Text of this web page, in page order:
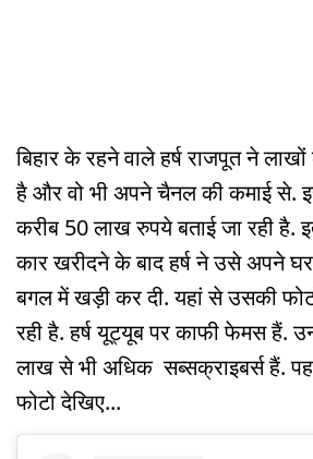
बिहार के रहने वाले हर्ष राजपूत ने
है और वो भी अपने चैनल की कमाई से.
करीब 50 लाख रुपये बताई जा रही है.
कार खरीदने के बाद हर्ष ने उसे अपने
बगल में खड़ी कर दी. यहां से उसकी
रही है. हर्ष यूट्यूब पर काफी फेमस हैं.
लाख से भी अधिक सब्सक्राइबर्स हैं.
फोटो देखिए...